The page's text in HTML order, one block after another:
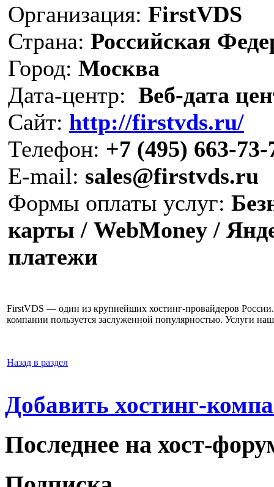
Организация: FirstVDS
Страна: Российская
Город: Москва
Дата-центр: Веб-дата
Сайт: http://firstvds.ru/
Телефон: +7 (495) 663-73-
E-mail: sales@firstvds.ru
Формы оплаты услуг:
карты / WebMoney /
платежи
FirstVDS — один из крупнейших хостинг-провайдеров
компании пользуется заслуженной популярностью. Услуги
Назад в раздел
Добавить хостинг-
Последнее на хост-